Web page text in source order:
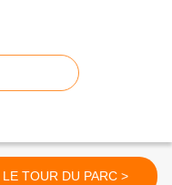
LE TOUR DU PARC >